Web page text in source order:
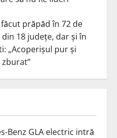
prăpăd în 72 de
18 județe, dar și în
„Acoperișul pur și
Benz GLA electric intră